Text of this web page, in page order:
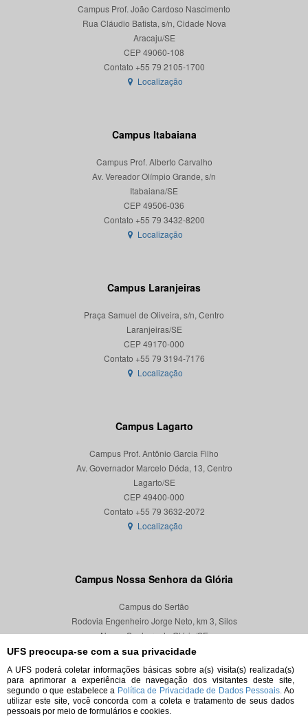
UFS preocupa-se com a sua privacidade
A UFS poderá coletar informações básicas sobre a(s) visita(s) realizada(s)
para aprimorar a experiência de navegação dos visitantes deste site,
segundo o que estabelece a Política de Privacidade de Dados Pessoais. Ao
utilizar este site, você concorda com a coleta e tratamento de seus dados
pessoais por meio de formulários e cookies.
Campus Prof. João Cardoso Nascimento
Rua Cláudio Batista, s/n, Cidade Nova
Aracaju/SE
CEP 49060-108
Localização
Campus Itabaiana
Campus Prof. Alberto Carvalho
Av. Vereador Olímpio Grande, s/n
Itabaiana/SE
CEP 49506-036
Localização
Campus Laranjeiras
Praça Samuel de Oliveira, s/n, Centro
Laranjeiras/SE
CEP 49170-000
Localização
Campus Lagarto
Campus Prof. Antônio Garcia Filho
Av. Governador Marcelo Déda, 13, Centro
Lagarto/SE
CEP 49400-000
Localização
Campus Nossa Senhora da Glória
Campus do Sertão
Rodovia Engenheiro Jorge Neto, km 3, Silos
Nossa Senhora da Glória/SE
CEP 49680-000
Localização